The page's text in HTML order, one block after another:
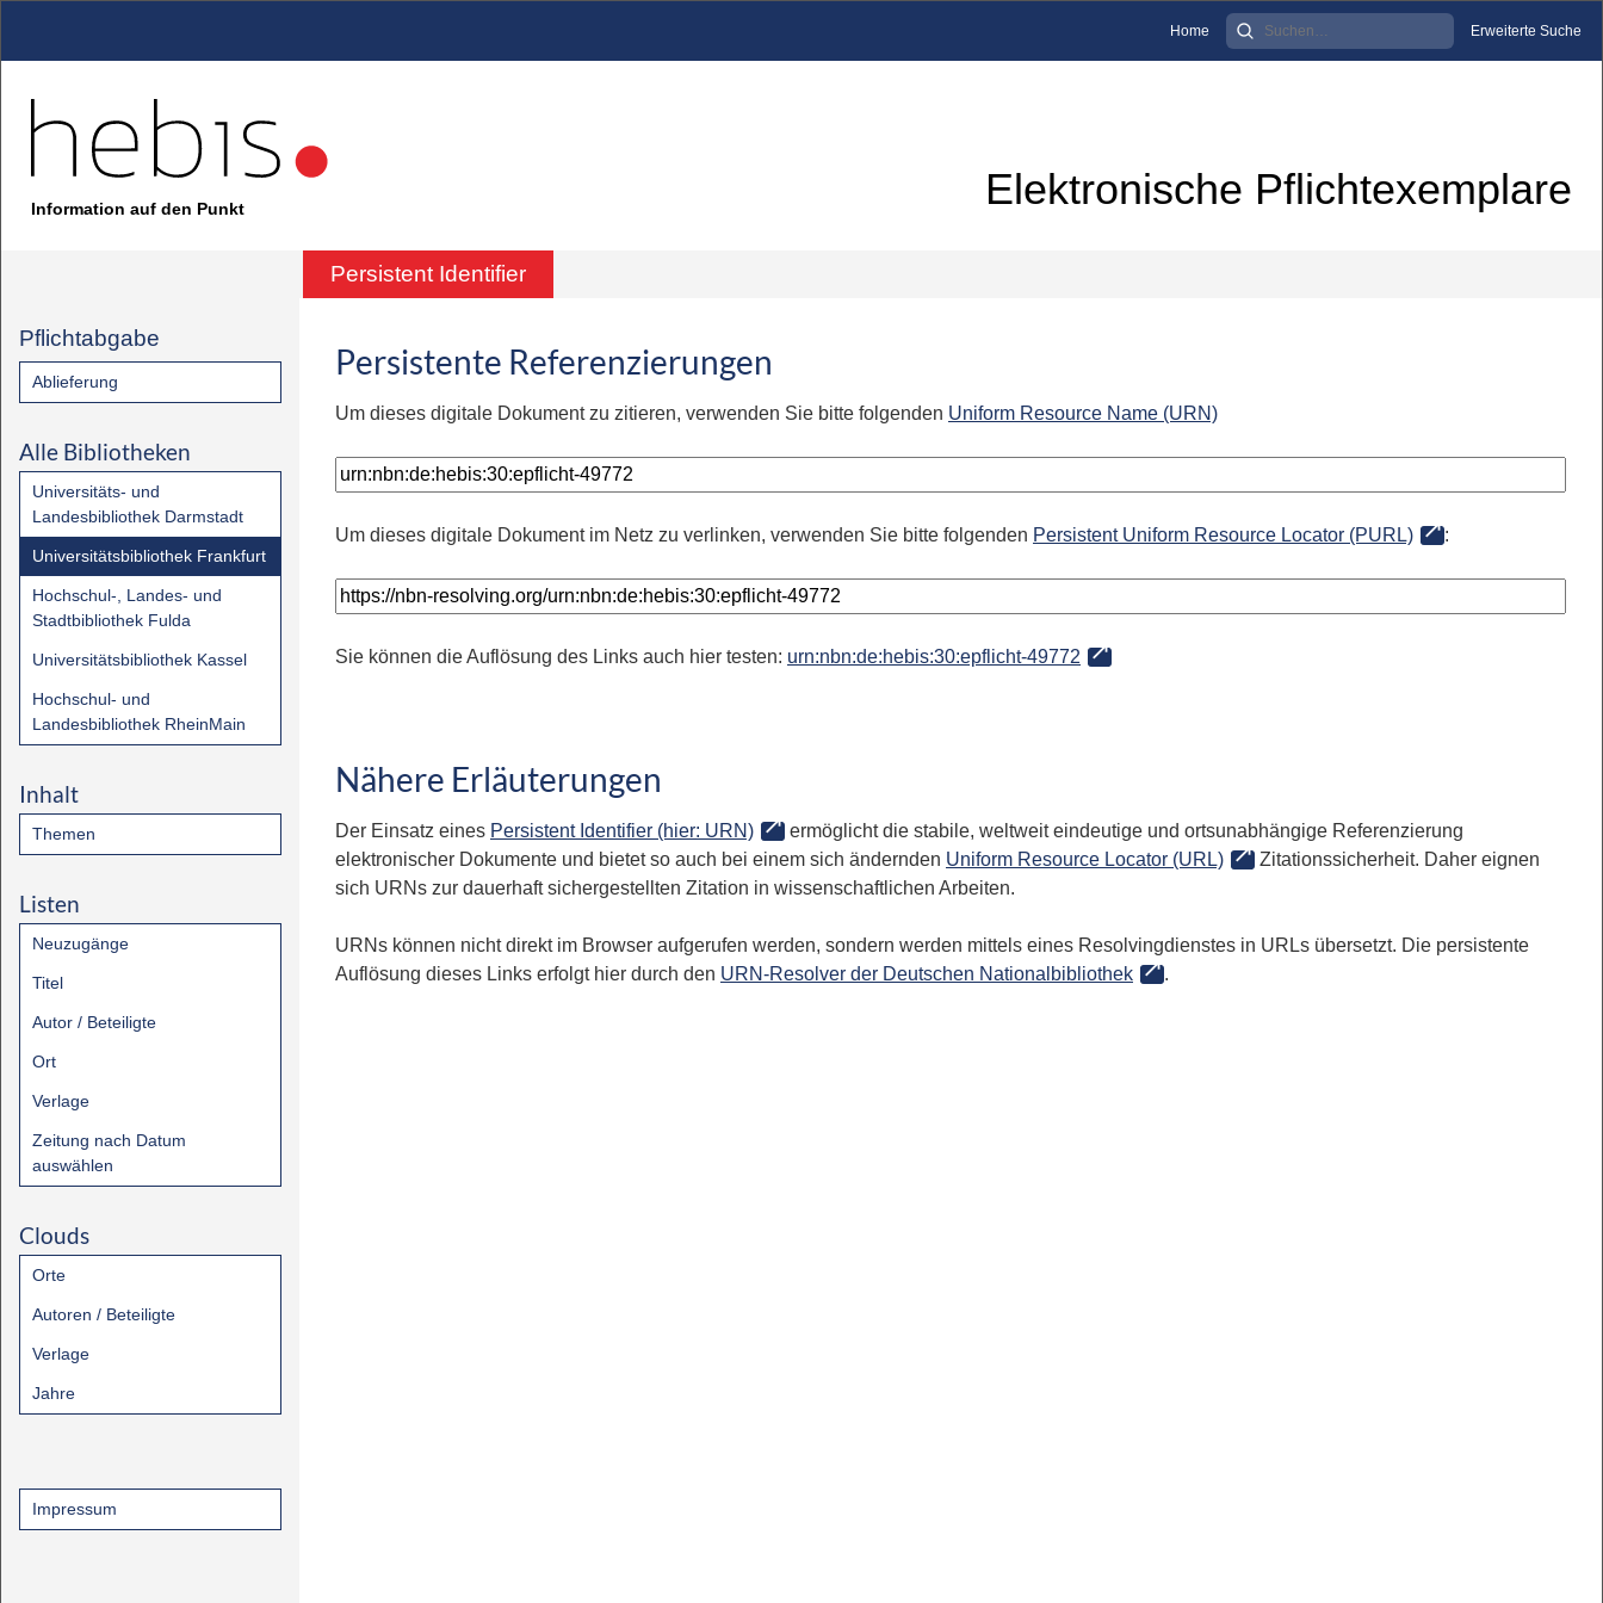
Home Erweiterte Suche
Information auf den Punkt Elektronische Pflichtexemplare
Persistent Identifier
Pflichtabgabe
Ablieferung
Alle Bibliotheken
Universitäts- und
Landesbibliothek Darmstadt
Universitätsbibliothek Frankfurt
Hochschul-, Landes- und
Stadtbibliothek Fulda
Universitätsbibliothek Kassel
Hochschul- und
Landesbibliothek RheinMain
Inhalt
Themen
Listen
Neuzugänge
Titel
Autor / Beteiligte
Ort
Verlage
Zeitung nach Datum
auswählen
Clouds
Orte
Autoren / Beteiligte
Verlage
Jahre
Impressum
Persistente Referenzierungen
Um dieses digitale Dokument zu zitieren, verwenden Sie bitte folgenden Uniform Resource Name (URN)
Um dieses digitale Dokument im Netz zu verlinken, verwenden Sie bitte folgenden Persistent Uniform Resource Locator (PURL) :
Sie können die Auflösung des Links auch hier testen: urn:nbn:de:hebis:30:epflicht-49772
Nähere Erläuterungen
Der Einsatz eines Persistent Identifier (hier: URN)
ermöglicht die stabile, weltweit eindeutige und ortsunabhängige Referenzierung
elektronischer Dokumente und bietet so auch bei einem sich ändernden Uniform Resource Locator (URL)
Zitationssicherheit. Daher eignen
sich URNs zur dauerhaft sichergestellten Zitation in wissenschaftlichen Arbeiten.
URNs können nicht direkt im Browser aufgerufen werden, sondern werden mittels eines Resolvingdienstes in URLs übersetzt. Die persistente
Auflösung dieses Links erfolgt hier durch den URN-Resolver der Deutschen Nationalbibliothek .